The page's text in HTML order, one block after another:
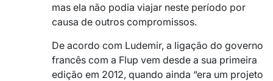
mas ela não podia viajar neste período por
causa de outros compromissos.
De acordo com Ludemir, a ligação do governo
francês com a Flup vem desde a sua primeira
edição em 2012, quando ainda “era um projeto